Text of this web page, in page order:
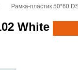
Рамка-пластик 50*60
White